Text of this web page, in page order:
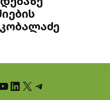
LinkedIn X Telegram